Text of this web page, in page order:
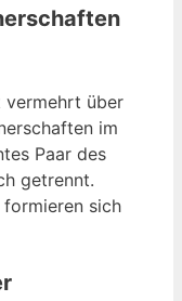
vermehrt über
im
Paar des
getrennt.
sich